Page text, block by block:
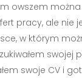
owszem
pracy, ale nie
w którym
swojej
swoje CV i